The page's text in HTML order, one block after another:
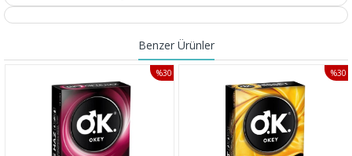
Benzer Ürünler
%30
%30